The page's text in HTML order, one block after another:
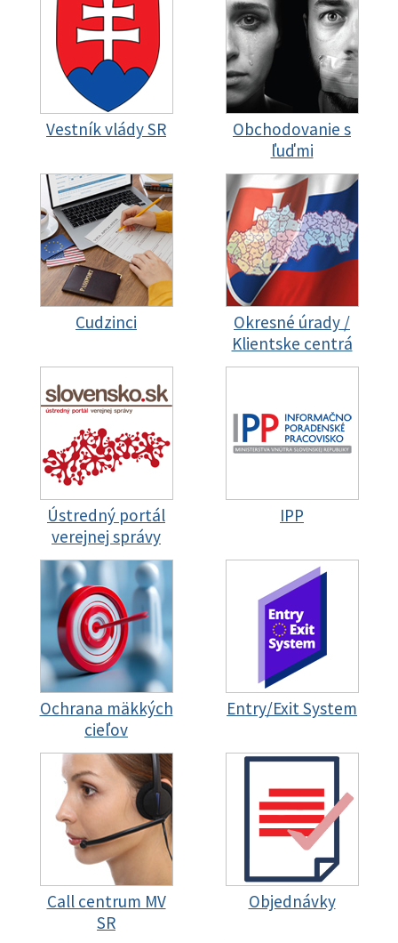
Vestník vlády SR
Obchodovanie s
ľuďmi
Cudzinci
Okresné úrady /
Klientske centrá
Ústredný portál
verejnej správy
IPP
Ochrana mäkkých
cieľov
Entry/Exit System
Call centrum MV
SR
Objednávky